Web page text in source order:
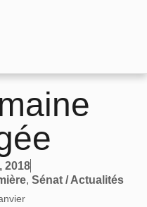
2018
, Sénat / Actualités